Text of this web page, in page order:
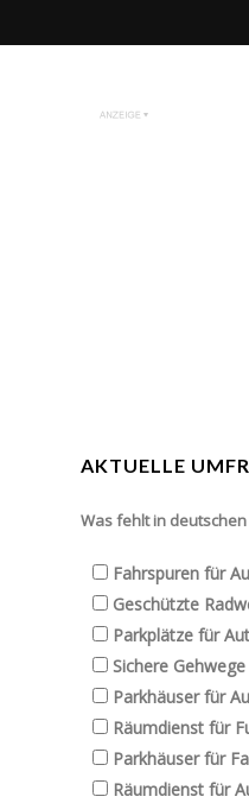
AKTUELLE
Was fehlt in
Fahrspuren für
Geschützte
Parkplätze für
Sichere Gehwege
Parkhäuser für
Räumdienst für
Parkhäuser für
Räumdienst für